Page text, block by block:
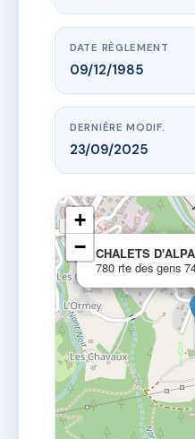
DATE RÈGLEMENT
09/12/1985
DERNIÈRE MODIF.
23/09/2025
CHALETS
780 rte des gens
+
−